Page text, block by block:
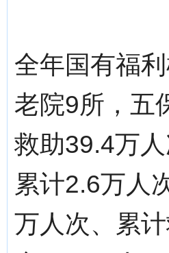
全年国有福
老院9所，五
救助39.4万
累计2.6万人
万人次、累